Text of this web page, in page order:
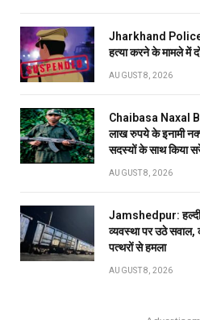
Jharkhand Police:
हत्या करने के मामले में
AUGUST 8, 2026
Chaibasa Naxal
लाख रुपये के इनामी
सदस्यों के साथ किया
AUGUST 8, 2026
Jamshedpur:
व्यवस्था पर उठे सवाल,
पत्थरों से हमला
AUGUST 8, 2026